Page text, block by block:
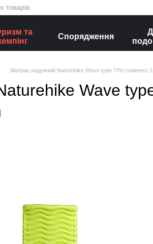
та
Спорядження
Матрац надувний Naturehike Wave type TPU mattress
Wave